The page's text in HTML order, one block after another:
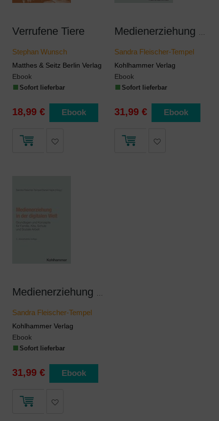
Verrufene Tiere
Stephan Wunsch
Matthes & Seitz Berlin Verlag
Ebook
Sofort lieferbar
18,99 € Ebook
Sandra Fleischer-Tempel
Kohlhammer Verlag
Ebook
Sofort lieferbar
31,99 € Ebook
Sandra Fleischer-Tempel
Kohlhammer Verlag
Ebook
Sofort lieferbar
31,99 € Ebook